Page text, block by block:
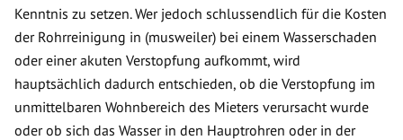
Kenntnis zu setzen. Wer jedoch schlussendlich für die Kosten
der Rohrreinigung in (musweiler) bei einem Wasserschaden
oder einer akuten Verstopfung aufkommt, wird
hauptsächlich dadurch entschieden, ob die Verstopfung im
unmittelbaren Wohnbereich des Mieters verursacht wurde
oder ob sich das Wasser in den Hauptrohren oder in der